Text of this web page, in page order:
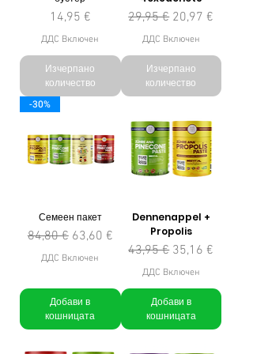
Цена
14,95 €
ДДС Включен
Изчерпано
количество
Редовна цена
29,95 € Продажна цена
20,97 €
ДДС Включен
Изчерпано
количество
-30%
Семеен пакет
Редовна цена
84,80 € Продажна цена
63,60 €
ДДС Включен
Добави в
кошницата
Dennenappel +
Propolis
Редовна цена
43,95 € Продажна цена
35,16 €
ДДС Включен
Добави в
кошницата